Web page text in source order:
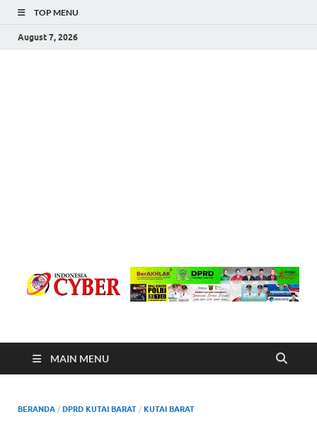
TOP MENU
August 7, 2026
Indonesia Cyber
MAIN MENU
BERANDA / DPRD KUTAI BARAT / KUTAI BARAT